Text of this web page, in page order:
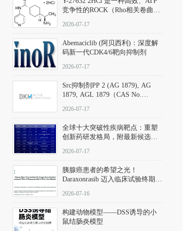
竞争性的ROCK（Rho相关卷曲螺
同等抑制ROCK1与ROCK2；其通
过精准嵌入激酶的ATP结合位点
发挥抑制作用，对ROCK1和
ROCK2的解离常数（Ki）分别为
140 nM和300 nM；在众多丝氨酸/
中，其靶向ROCK的选择性超过
200倍，凸显出优异的分子特异
2026-07-17
Abemaciclib (阿贝西利)：深度解
码新一代CDK4/6靶向抑制剂
2026-07-17
Src抑制剂PP 2 (AG 1879), AG
1879, AGL 1879（CAS No.
应用指南
2026-07-17
全球十大突破性疾病靶点：重塑
创新药研发格局，附最新候选分
2026-07-17
胰腺癌患者的希望之光！
Daraxonrasib 迈入临床试验终期阶
2026-07-16
构建动物模型——DSS诱导的小
鼠结肠炎模型